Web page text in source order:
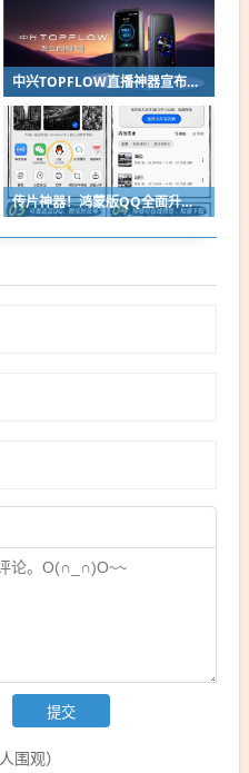
中兴TOPFLOW直播神器宣布8月14日开售：Wi-Fi 7 最多连接64台设备
传片神器！鸿蒙版QQ全面升级：10G大文件免压缩直传
人围观）